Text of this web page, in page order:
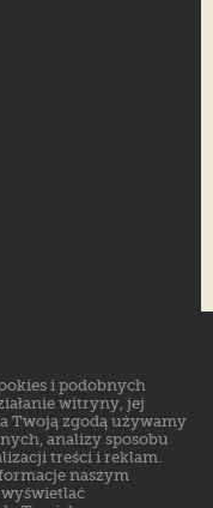
i podobnych
witryny, jej
Twoją zgodą używamy
analizy sposobu
treści i reklam.
naszym